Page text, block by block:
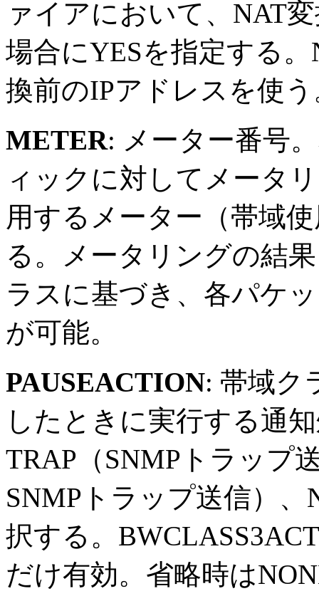
ァイアにおいて、NAT
場合にYESを指定する
換前のIPアドレスを使
METER: メーター番号
ィックに対してメータ
用するメーター（帯域
る。メータリングの結
ラスに基づき、各パケ
が可能。
PAUSEACTION: 帯域ク
したときに実行する通
TRAP（SNMPトラップ
SNMPトラップ送信）
択する。
だけ有効。省略時は